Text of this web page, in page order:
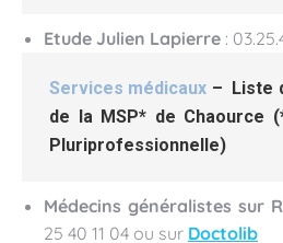
Etude Julien Lapierre :
Services médicaux –
Liste
de la MSP* de Chaource
Pluriprofessionnelle)
Médecins généralistes sur
25 40 11 04 ou sur Doctolib